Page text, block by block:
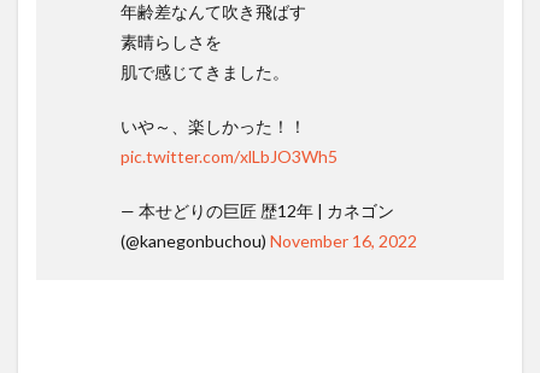
年齢差なんて吹き飛ばす
素晴らしさを
肌で感じてきました。
いや～、楽しかった！！
pic.twitter.com/xlLbJO3Wh5
— 本せどりの巨匠 歴12年 | カネゴン
(@kanegonbuchou) November 16, 2022